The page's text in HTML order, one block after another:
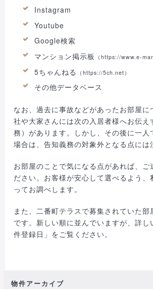
Instagram
Youtube
Google検索
マンション掲示板
（https://www.e-
5ちゃんねる （https://5ch.net）
その他データベース
なお、過去に事故などがあったお部屋に
社や大家さんには次の入居者様へお伝え
務）があります。しかし、その後に一人
場合は、告知義務の対象外となる点には
お部屋のことで気になる点があれば、ご
ださい。お客様が安心して選べるよう、
ってお調べします。
また、二番町テラスで募集されていた部
です。新しい順に並んでいますが、詳し
件登録日」をご覧ください。
物件アーカイブ